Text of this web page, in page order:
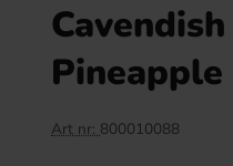
Art nr: 800010088